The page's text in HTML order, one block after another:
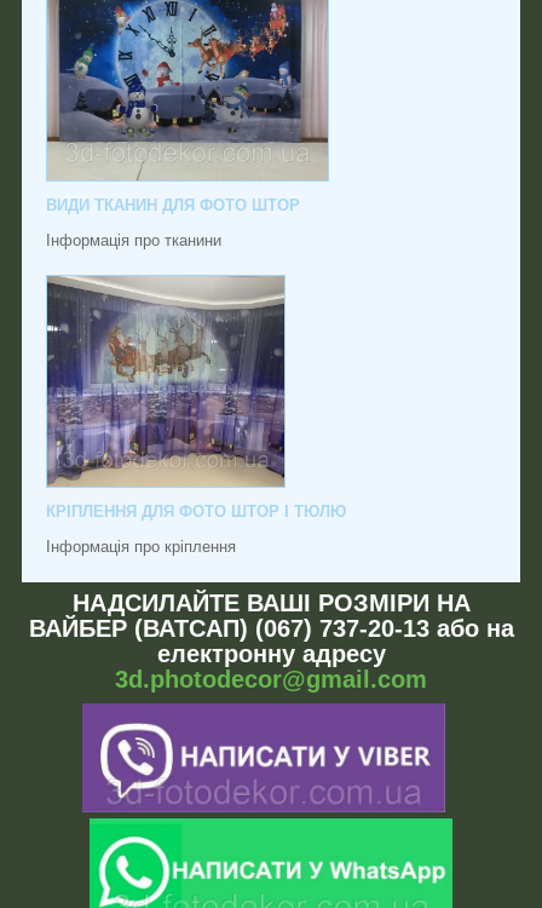
ВИДИ ТКАНИН ДЛЯ ФОТО ШТОР
Інформація про тканини
КРІПЛЕННЯ ДЛЯ ФОТО ШТОР І ТЮЛЮ
Інформація про кріплення
НАДСИЛАЙТЕ ВАШІ РОЗМІРИ НА
ВАЙБЕР (ВАТСАП) (067) 737-20-13 або на
електронну адресу
3d.photodecor@gmail.com